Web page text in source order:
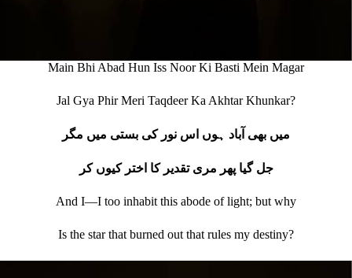
Main Bhi Abad Hun Iss Noor Ki Basti Mein Magar
Jal Gya Phir Meri Taqdeer Ka Akhtar Khunkar?
میں بھی آباد ہوں اس نور کی بستی میں مگر
جل گیا پھر مری تقدیر کا اختر کیوں کر
And I—I too inhabit this abode of light; but why
Is the star that burned out that rules my destiny?